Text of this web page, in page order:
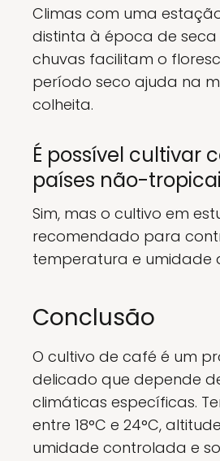
Climas com uma
distinta à época de seca
chuvas facilitam o
período seco ajuda na
colheita.
É possível cultivar
países não-
Sim, mas o cultivo em
recomendado para
temperatura e umidade
Conclusão
O cultivo de café é um
delicado que depende
climáticas específicas.
entre 18°C e 24°C,
umidade controlada e